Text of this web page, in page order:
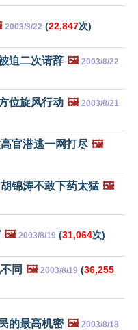
2003/8/22 (22,847次)
迫二次请辞 🖼️ 2003/8/22
位旋风行动 🖼️ 2003/8/21
官潜逃一网打尽 🖼️
锦涛不敢下药太猛 🖼️
🖼️ 2003/8/19 (31,064次)
同 🖼️ 2003/8/19 (36,255
的最高机密 🖼️ 2003/8/18